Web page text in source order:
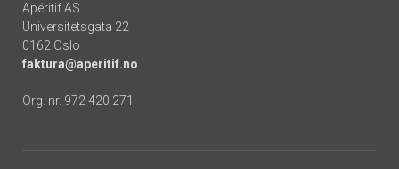
Apéritif AS
Universitetsgata 22
0162 Oslo
faktura@aperitif.no
Org. nr. 972 420 271